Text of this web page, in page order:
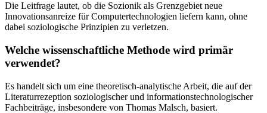
Die Leitfrage lautet, ob die Sozionik als Grenzgebiet neue
Innovationsanreize für Computertechnologien liefern kann, ohne
dabei soziologische Prinzipien zu verletzen.
Welche wissenschaftliche Methode wird primär
verwendet?
Es handelt sich um eine theoretisch-analytische Arbeit, die auf der
Literaturrezeption soziologischer und informationstechnologischer
Fachbeiträge, insbesondere von Thomas Malsch, basiert.